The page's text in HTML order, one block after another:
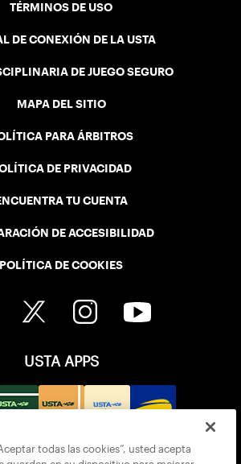
TÉRMINOS DE USO
DE CONEXIÓN DE LA USTA
DE JUEGO SEGURO
MAPA DEL SITIO
PARA ÁRBITROS
DE PRIVACIDAD
TU CUENTA
DE ACCESIBILIDAD
POLÍTICA DE COOKIES
USTA APPS
todas las cookies”, usted acepta